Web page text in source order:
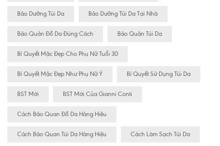
Bảo Dưỡng Túi Da Bảo Dưỡng Túi Da Tại Nhà
Bảo Quản Đồ Da Đúng Cách Bảo Quản Túi Da
Bí Quyết Mặc Đẹp Cho Phụ Nữ Tuổi 30
Bí Quyết Mặc Đẹp Như Phụ Nữ Ý Bí Quyết Sử Dụng Túi Da
BST Mới BST Mới Của Gianni Conti
Cách Bảo Quan Đồ Da Hàng Hiệu
Cách Bảo Quan Túi Da Hàng Hiệu Cách Làm Sạch Túi Da